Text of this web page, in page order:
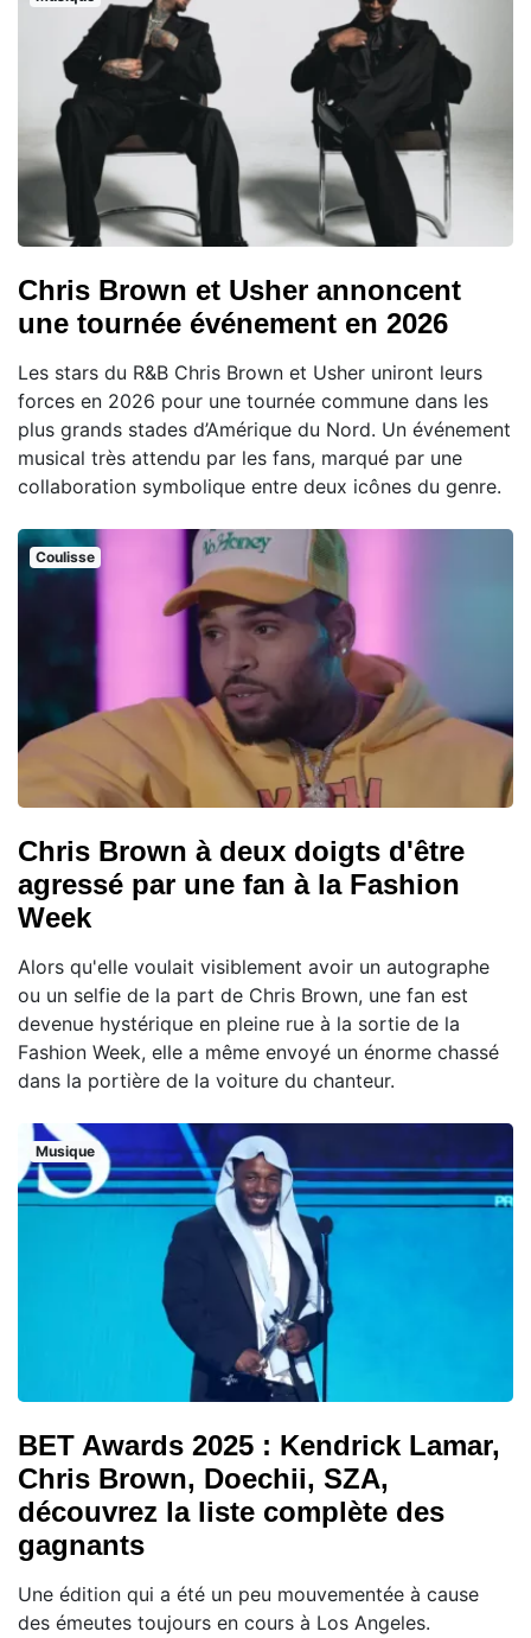
Chris Brown et Usher annoncent
une tournée événement en 2026
Les stars du R&B Chris Brown et Usher uniront leurs
forces en 2026 pour une tournée commune dans les
plus grands stades d’Amérique du Nord. Un événement
musical très attendu par les fans, marqué par une
collaboration symbolique entre deux icônes du genre.
Coulisse
Chris Brown à deux doigts d'être
agressé par une fan à la Fashion
Week
Alors qu'elle voulait visiblement avoir un autographe
ou un selfie de la part de Chris Brown, une fan est
devenue hystérique en pleine rue à la sortie de la
Fashion Week, elle a même envoyé un énorme chassé
dans la portière de la voiture du chanteur.
Musique
BET Awards 2025 : Kendrick Lamar,
Chris Brown, Doechii, SZA,
découvrez la liste complète des
gagnants
Une édition qui a été un peu mouvementée à cause
des émeutes toujours en cours à Los Angeles.